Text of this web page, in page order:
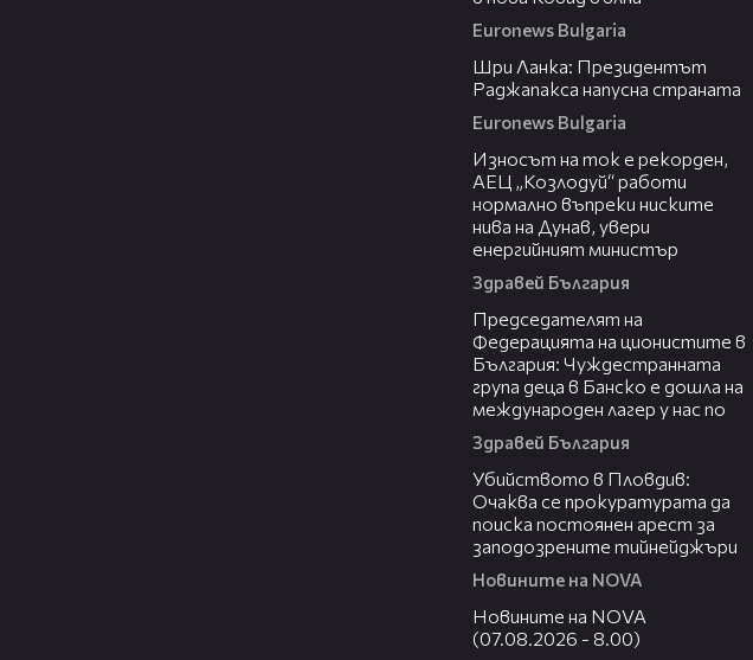
Euronews Bulgaria
Шри Ланка: Президентът
Раджапакса напусна страната
Euronews Bulgaria
Износът на ток е рекорден,
АЕЦ „Козлодуй“ работи
нормално въпреки ниските
нива на Дунав, увери
енергийният министър
Здравей България
Председателят на
Федерацията на ционистите в
България: Чуждестранната
група деца в Банско е дошла на
международен лагер у нас по
Здравей България
Убийството в Пловдив:
Очаква се прокуратурата да
поиска постоянен арест за
заподозрените тийнейджъри
Новините на NOVA
Новините на NOVA
(07.08.2026 - 8.00)